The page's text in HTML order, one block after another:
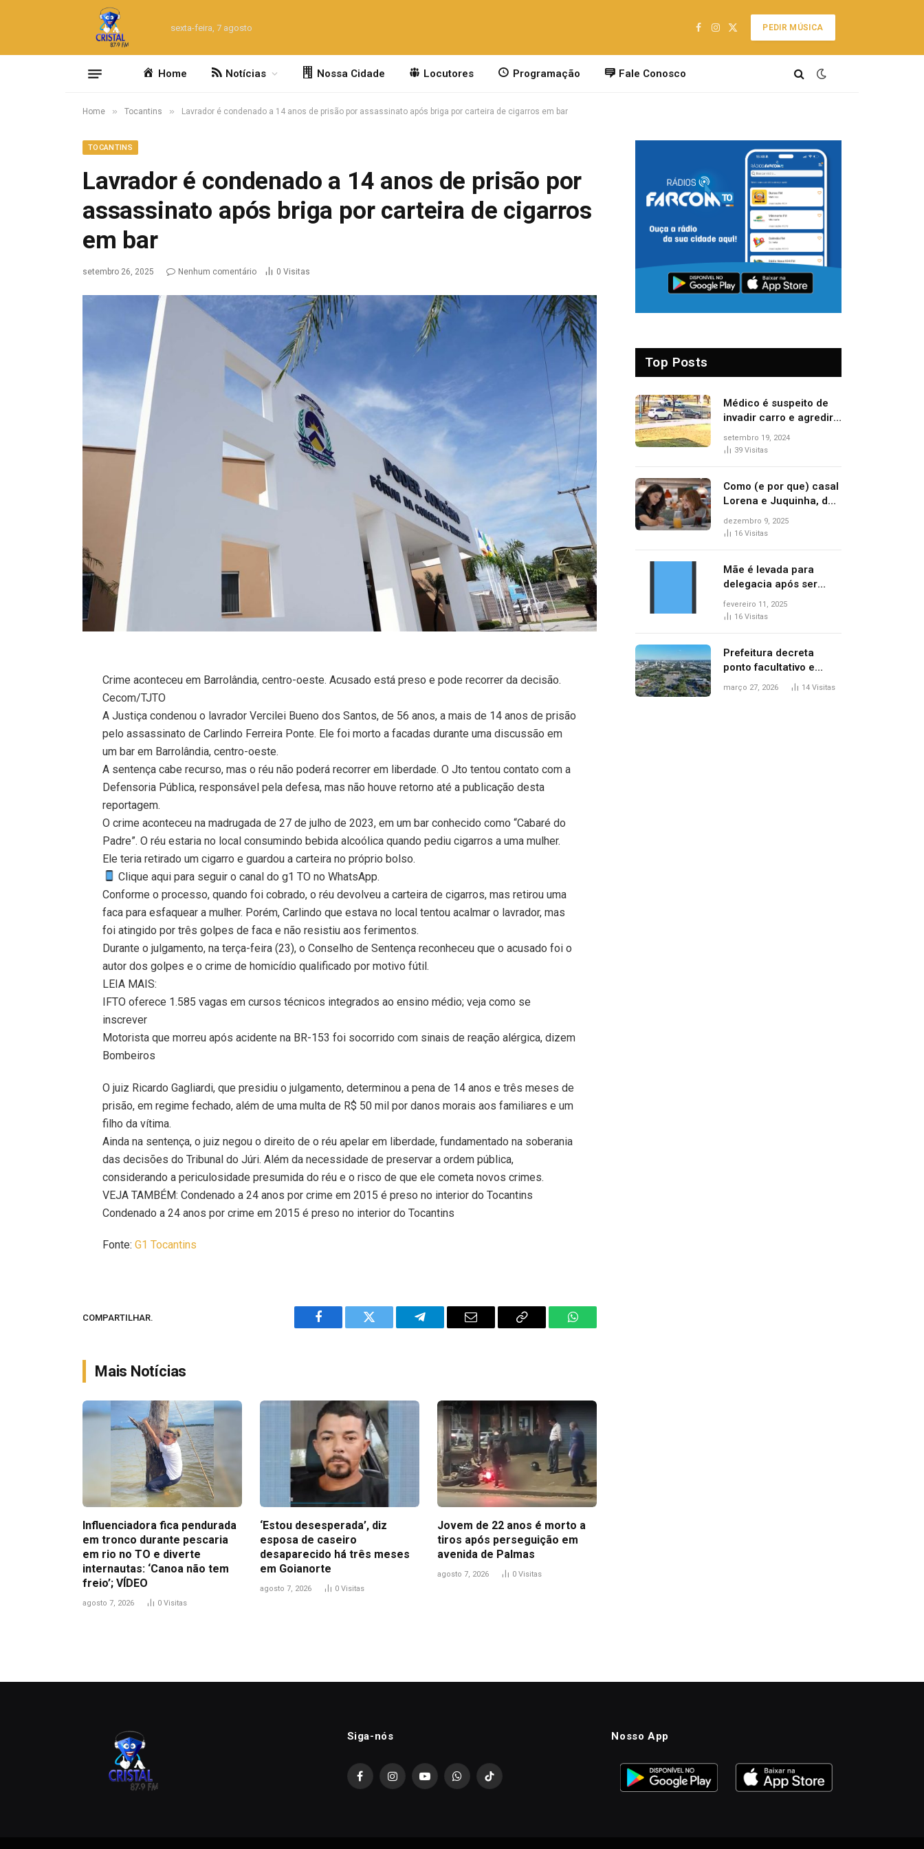
sexta-feira, 7 agosto
Facebook
Instagram
X
PEDIR MÚSICA
Home Notícias Nossa Cidade Locutores Programação Fale Conosco
Home » Tocantins » Lavrador é condenado a 14 anos de prisão por assassinato após briga por carteira de cigarros em bar
TOCANTINS
Lavrador é condenado a 14 anos de prisão por
assassinato após briga por carteira de cigarros
em bar
setembro 26, 2025 Nenhum comentário 0 Visitas
Crime aconteceu em Barrolândia, centro-oeste. Acusado está preso e pode recorrer da decisão.
Cecom/TJTO
A Justiça condenou o lavrador Vercilei Bueno dos Santos, de 56 anos, a mais de 14 anos de prisão
pelo assassinato de Carlindo Ferreira Ponte. Ele foi morto a facadas durante uma discussão em
um bar em Barrolândia, centro-oeste.
A sentença cabe recurso, mas o réu não poderá recorrer em liberdade. O Jto tentou contato com a
Defensoria Pública, responsável pela defesa, mas não houve retorno até a publicação desta
reportagem.
O crime aconteceu na madrugada de 27 de julho de 2023, em um bar conhecido como “Cabaré do
Padre”. O réu estaria no local consumindo bebida alcoólica quando pediu cigarros a uma mulher.
Ele teria retirado um cigarro e guardou a carteira no próprio bolso.
Clique aqui para seguir o canal do g1 TO no WhatsApp.
Conforme o processo, quando foi cobrado, o réu devolveu a carteira de cigarros, mas retirou uma
faca para esfaquear a mulher. Porém, Carlindo que estava no local tentou acalmar o lavrador, mas
foi atingido por três golpes de faca e não resistiu aos ferimentos.
Durante o julgamento, na terça-feira (23), o Conselho de Sentença reconheceu que o acusado foi o
autor dos golpes e o crime de homicídio qualificado por motivo fútil.
LEIA MAIS:
IFTO oferece 1.585 vagas em cursos técnicos integrados ao ensino médio; veja como se
inscrever
Motorista que morreu após acidente na BR-153 foi socorrido com sinais de reação alérgica, dizem
Bombeiros
O juiz Ricardo Gagliardi, que presidiu o julgamento, determinou a pena de 14 anos e três meses de
prisão, em regime fechado, além de uma multa de R$ 50 mil por danos morais aos familiares e um
filho da vítima.
Ainda na sentença, o juiz negou o direito de o réu apelar em liberdade, fundamentado na soberania
das decisões do Tribunal do Júri. Além da necessidade de preservar a ordem pública,
considerando a periculosidade presumida do réu e o risco de que ele cometa novos crimes.
VEJA TAMBÉM: Condenado a 24 anos por crime em 2015 é preso no interior do Tocantins
Condenado a 24 anos por crime em 2015 é preso no interior do Tocantins
Fonte:G1 Tocantins
COMPARTILHAR.
Facebook Twitter Telegram Email
Copy
WhatsApp
Mais Notícias
Influenciadora fica pendurada
em tronco durante pescaria
em rio no TO e diverte
internautas: ‘Canoa não tem
freio’; VÍDEO
agosto 7, 2026 0 Visitas
‘Estou desesperada’, diz
esposa de caseiro
desaparecido há três meses
em Goianorte
agosto 7, 2026 0 Visitas
Jovem de 22 anos é morto a
tiros após perseguição em
avenida de Palmas
agosto 7, 2026 0 Visitas
Top Posts
Médico é suspeito de
invadir carro e agredir
delegado aposentado
durante confusão no
setembro 19, 2024
39 Visitas
Como (e por que) casal
Lorena e Juquinha, de
‘Três Graças’, ganhou
repercussão
dezembro 9, 2025
16 Visitas
Mãe é levada para
delegacia após ser
denunciada por maus-
tratos contra dois
fevereiro 11, 2025
16 Visitas
Prefeitura decreta
ponto facultativo e
servidores públicos
março 27, 2026 14 Visitas
Siga-nós
FacebookInstagramYouTubeWhatsAppTikTok
Nosso App